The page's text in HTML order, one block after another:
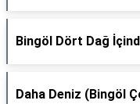
Bingöl Dört Dağ
Daha Deniz (Bingöl